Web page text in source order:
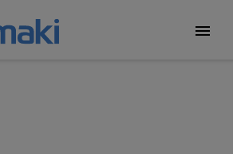
menu